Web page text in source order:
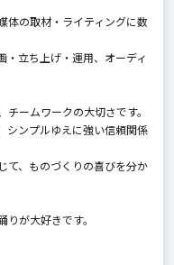
体の取材・ライティングに数
・立ち上げ・運用、オーディ
ームワークの大切さです。
シンプルゆえに強い信頼関係
て、ものづくりの喜びを分か
が大好きです。